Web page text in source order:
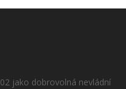
jako dobrovolná nevládní